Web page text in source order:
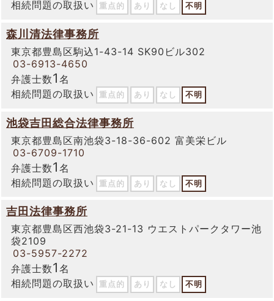
相続問題の取扱い 重点的 あり なし 不明
森川清法律事務所
東京都豊島区駒込1-43-14 SK90ビル302
03-6913-4650
弁護士数1 名
相続問題の取扱い
重点的 あり なし 不明
池袋吉田総合法律事務所
東京都豊島区南池袋3-18-36-602 富美栄ビル
03-6709-1710
弁護士数1 名
相続問題の取扱い
重点的 あり なし 不明
吉田法律事務所
東京都豊島区西池袋3-21-13 ウエストパークタワー池
袋2109
03-5957-2272
弁護士数1 名
相続問題の取扱い
重点的 あり なし 不明